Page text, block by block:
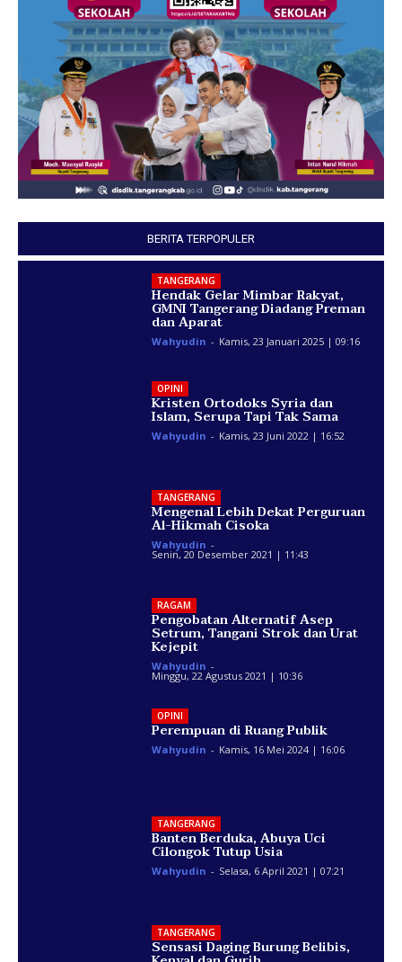
BERITA TERPOPULER
TANGERANG
Hendak Gelar Mimbar Rakyat,
GMNI Tangerang Diadang Preman
dan Aparat
Wahyudin - Kamis, 23 Januari 2025 | 09:16
OPINI
Kristen Ortodoks Syria dan
Islam, Serupa Tapi Tak Sama
Wahyudin - Kamis, 23 Juni 2022 | 16:52
TANGERANG
Mengenal Lebih Dekat Perguruan
Al-Hikmah Cisoka
Wahyudin -
Senin, 20 Desember 2021 | 11:43
RAGAM
Pengobatan Alternatif Asep
Setrum, Tangani Strok dan Urat
Kejepit
Wahyudin -
Minggu, 22 Agustus 2021 | 10:36
OPINI
Perempuan di Ruang Publik
Wahyudin - Kamis, 16 Mei 2024 | 16:06
TANGERANG
Banten Berduka, Abuya Uci
Cilongok Tutup Usia
Wahyudin - Selasa, 6 April 2021 | 07:21
TANGERANG
Sensasi Daging Burung Belibis,